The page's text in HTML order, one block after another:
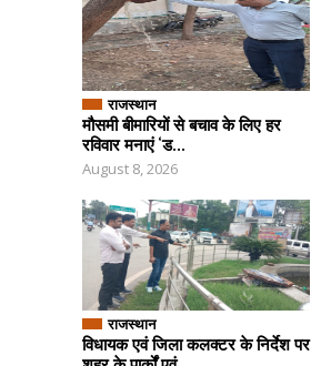
राजस्थान
मौसमी बीमारियों से बचाव के लिए हर
रविवार मनाएं ‘ड...
August 8, 2026
राजस्थान
विधायक एवं जिला कलक्टर के निर्देश पर